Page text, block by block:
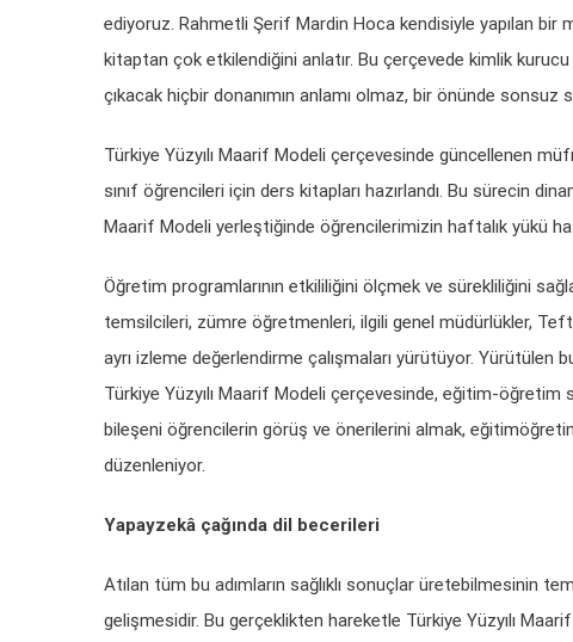
ediyoruz. Rahmetli Şerif Mardin Hoca kendisiyle yapılan
kitaptan çok etkilendiğini anlatır. Bu çerçevede kimlik
çıkacak hiçbir donanımın anlamı olmaz, bir önünde sonsuz
Türkiye Yüzyılı Maarif Modeli çerçevesinde güncellenen
sınıf öğrencileri için ders kitapları hazırlandı. Bu sürecin
Maarif Modeli yerleştiğinde öğrencilerimizin haftalık yükü
Öğretim programlarının etkililiğini ölçmek ve sürekliliğini
temsilcileri, zümre öğretmenleri, ilgili genel müdürlükler,
ayrı izleme değerlendirme çalışmaları yürütüyor. Yürütülen
Türkiye Yüzyılı Maarif Modeli çerçevesinde, eğitim-öğretim
bileşeni öğrencilerin görüş ve önerilerini almak,
düzenleniyor.
Yapayzekâ çağında dil becerileri
Atılan tüm bu adımların sağlıklı sonuçlar üretebilmesinin
gelişmesidir. Bu gerçeklikten hareketle Türkiye Yüzyılı